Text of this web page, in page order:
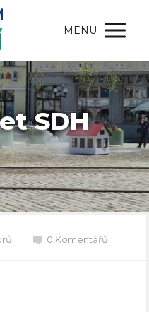
MENU
SDH
0 Komentářů